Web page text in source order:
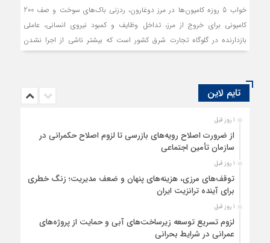
خواب 5 روزه کامیون‌ها در مرز دوغارون، ردزنی باک‌های سوخت و صف 200
کامیونی برای خروج از مرز، تداخل وظایف و کمبود نیروی انسانی، عاملی
بازدارنده در گلوگاه تجارت شرق کشور است که بیشتر ناشی از اجرا نشدن
تایم لاین
1 روز قبل
از ضرورت اصلاح رویه‌های بازرسی تا لزوم اصلاح حکمرانی در
سازمان تأمین اجتماعی
1 روز قبل
توقف‌های مرزی، هزینه‌های پنهان و ضعف مدیریت؛ زنگ خطری
برای آینده ترانزیت ایران
1 روز قبل
لزوم تسریع توسعه زیرساخت‌های آبی و حمایت از پروژه‌های
عمرانی در شرایط بحرانی